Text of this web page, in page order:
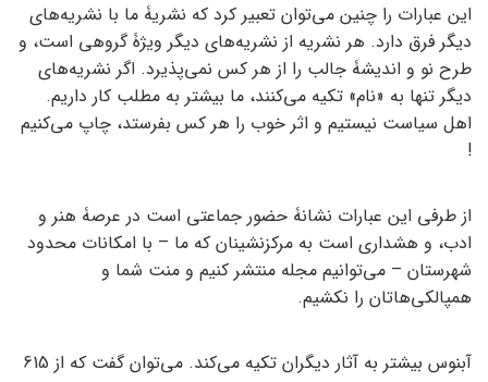
این عبارات را چنین می‌توان تعبیر کرد که نشریۀ ما با نشریه‌های
دیگر فرق دارد. هر نشریه از نشریه‌های دیگر ویژۀ گروهی است، و
طرح نو و اندیشۀ جالب را از هر کس نمی‌پذیرد. اگر نشریه‌های
دیگر تنها به «نام» تکیه می‌کنند، ما بیشتر به مطلب کار داریم.
اهل سیاست نیستیم و اثر خوب را هر کس بفرستد، چاپ می‌کنیم
!
از طرفی این عبارات نشانۀ حضور جماعتی است در عرصۀ هنر و
ادب، و هشداری است به مرکزنشینان که ما – با امکانات محدود
شهرستان – می‌توانیم مجله منتشر کنیم و منت شما و
همپالکی‌هاتان را نکشیم.
آبنوس بیشتر به آثار دیگران تکیه می‌کند. می‌توان گفت که از 615